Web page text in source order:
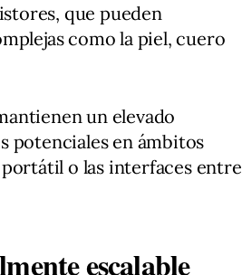
que pueden
como la piel, cuero
un elevado
potenciales en ámbitos
o las interfaces entre
escalable